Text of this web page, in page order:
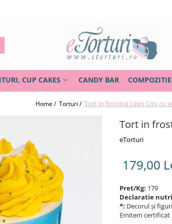
CUP CAKES CANDY BAR COMPOZITIE
Home / Torturi / Tort in frosting Lego City cu
Tort in
eTorturi
179,00
Pret/Kg: 179
Declaratie
*: Decorul și
Emitem